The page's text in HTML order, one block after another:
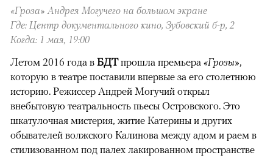
«Гроза» Андрея Могучего на большом экране
Где: Центр документального кино, Зубовский б-р, 2
Когда: 1 мая, 19:00
Летом 2016 года в БДТпрошла премьера «Грозы»,
которую в театре поставили впервые за его столетнюю
историю. Режиссер Андрей Могучий открыл
внебытовую театральность пьесы Островского. Это
шкатулочная мистерия, житие Катерины и других
обывателей волжского Калинова между адом и раем в
стилизованном под палех лакированном пространстве